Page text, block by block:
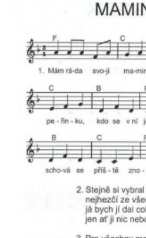
PSYCHOHYGIENA PRO UČITELKY
UČITELSKÁ SEBEREFLEXE
DĚTSKÝ VZTEK
DĚTSKÝ SMUTEK
EFEKTIVNÍ KOMUNIKACE S DĚTMI